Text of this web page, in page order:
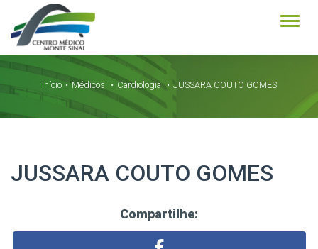
Início Médicos Cardiologia JUSSARA COUTO GOMES
JUSSARA COUTO GOMES
Compartilhe: